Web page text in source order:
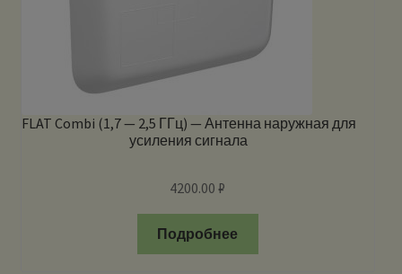
FLAT Combi (1,7 — 2,5 ГГц) — Антенна наружная для
усиления сигнала
4200.00₽
Подробнее